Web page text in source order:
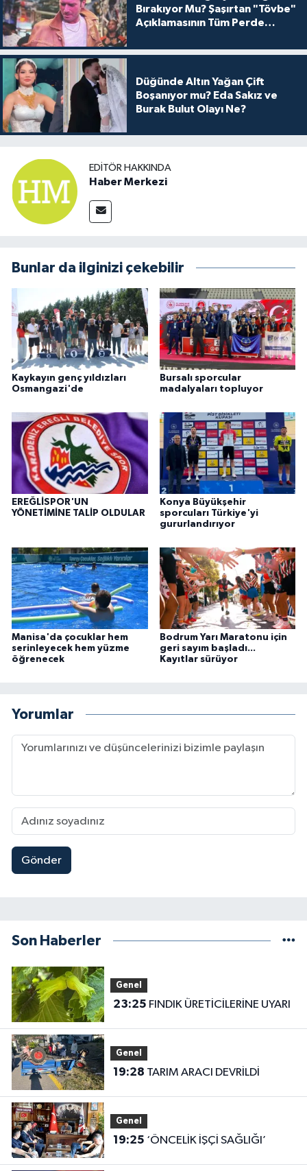
Bırakıyor Mu? Şaşırtan "Tövbe"
Açıklamasının Tüm Perde
Düğünde Altın Yağan Çift
Boşanıyor mu? Eda Sakız ve
Burak Bulut Olayı Ne?
EDITÖR HAKKINDA
Haber Merkezi
Bunlar da ilginizi çekebilir
Kaykayın genç yıldızları
Osmangazi'de
Bursalı sporcular
madalyaları topluyor
EREĞLİSPOR'UN
YÖNETİMİNE TALİP OLDULAR
Konya Büyükşehir
sporcuları Türkiye'yi
gururlandırıyor
Manisa'da çocuklar hem
serinleyecek hem yüzme
öğrenecek
Bodrum Yarı Maratonu için
geri sayım başladı...
Kayıtlar sürüyor
Yorumlar
Gönder
Son Haberler
Genel
23:25 FINDIK ÜRETİCİLERİNE UYARI
Genel
19:28 TARIM ARACI DEVRİLDİ
Genel
19:25 ‘ÖNCELİK İŞÇİ SAĞLIĞI’